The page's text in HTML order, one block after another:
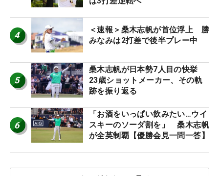
4
＜速報＞桑木志帆が首位浮上 勝
みなみは2打差で後半プレー中
5
桑木志帆が日本勢7人目の快挙
23歳ショットメーカー、その軌
跡を振り返る
6
「お酒をいっぱい飲みたい…ウイ
スキーのソーダ割を」 桑木志帆
が全英制覇【優勝会見一問一答】